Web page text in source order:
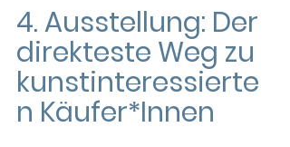
4. Ausstellung: Der
direkteste Weg zu
kunstinteressierte
n Käufer*Innen